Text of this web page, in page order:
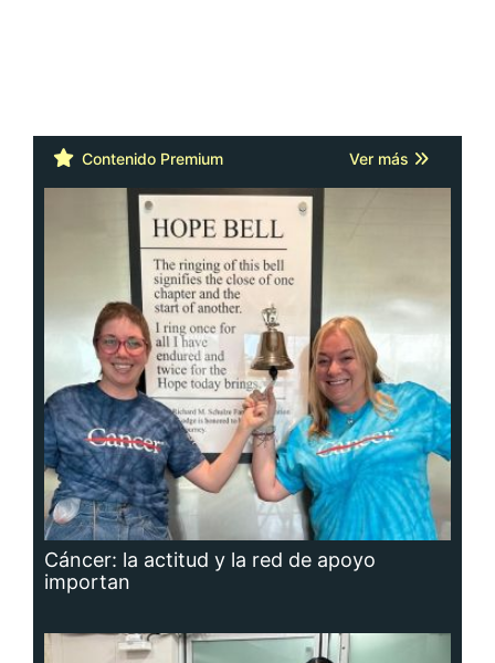
Contenido Premium Ver más
Cáncer: la actitud y la red de apoyo
importan